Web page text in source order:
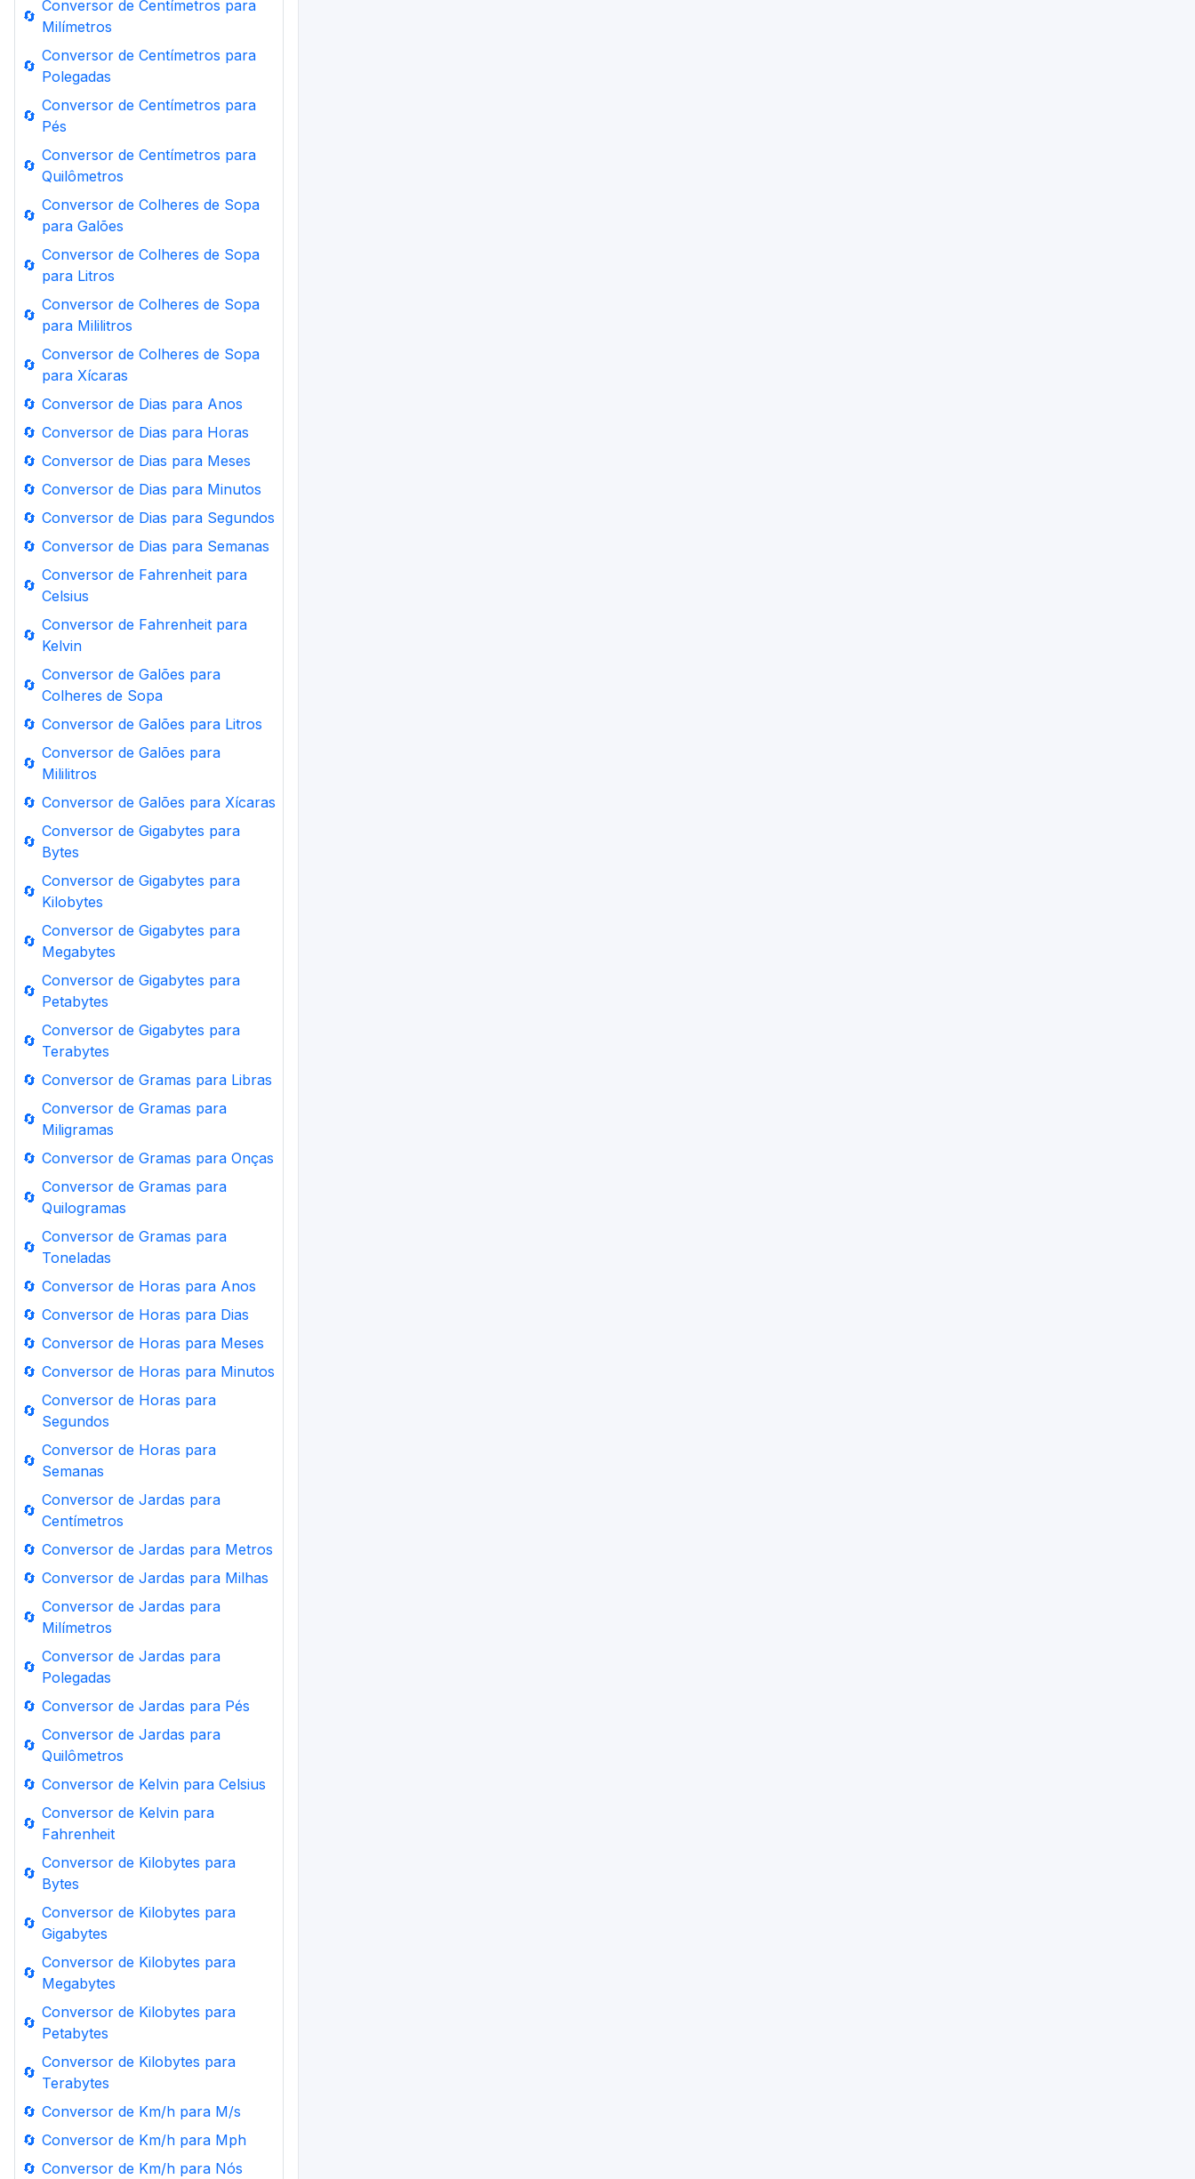
🔄
Conversor de Centímetros para
Milímetros
🔄
Conversor de Centímetros para
Polegadas
🔄
Conversor de Centímetros para
Pés
🔄
Conversor de Centímetros para
Quilômetros
🔄
Conversor de Colheres de Sopa
para Galões
🔄
Conversor de Colheres de Sopa
para Litros
🔄
Conversor de Colheres de Sopa
para Mililitros
🔄
Conversor de Colheres de Sopa
para Xícaras
🔄 Conversor de Dias para Anos
🔄 Conversor de Dias para Horas
🔄 Conversor de Dias para Meses
🔄 Conversor de Dias para Minutos
🔄 Conversor de Dias para Segundos
🔄 Conversor de Dias para Semanas
🔄
Conversor de Fahrenheit para
Celsius
🔄
Conversor de Fahrenheit para
Kelvin
🔄
Conversor de Galões para
Colheres de Sopa
🔄 Conversor de Galões para Litros
🔄
Conversor de Galões para
Mililitros
🔄 Conversor de Galões para Xícaras
🔄
Conversor de Gigabytes para
Bytes
🔄
Conversor de Gigabytes para
Kilobytes
🔄
Conversor de Gigabytes para
Megabytes
🔄
Conversor de Gigabytes para
Petabytes
🔄
Conversor de Gigabytes para
Terabytes
🔄 Conversor de Gramas para Libras
🔄
Conversor de Gramas para
Miligramas
🔄 Conversor de Gramas para Onças
🔄
Conversor de Gramas para
Quilogramas
🔄
Conversor de Gramas para
Toneladas
🔄 Conversor de Horas para Anos
🔄 Conversor de Horas para Dias
🔄 Conversor de Horas para Meses
🔄 Conversor de Horas para Minutos
🔄
Conversor de Horas para
Segundos
🔄
Conversor de Horas para
Semanas
🔄
Conversor de Jardas para
Centímetros
🔄 Conversor de Jardas para Metros
🔄 Conversor de Jardas para Milhas
🔄
Conversor de Jardas para
Milímetros
🔄
Conversor de Jardas para
Polegadas
🔄 Conversor de Jardas para Pés
🔄
Conversor de Jardas para
Quilômetros
🔄 Conversor de Kelvin para Celsius
🔄
Conversor de Kelvin para
Fahrenheit
🔄
Conversor de Kilobytes para
Bytes
🔄
Conversor de Kilobytes para
Gigabytes
🔄
Conversor de Kilobytes para
Megabytes
🔄
Conversor de Kilobytes para
Petabytes
🔄
Conversor de Kilobytes para
Terabytes
🔄 Conversor de Km/h para M/s
🔄 Conversor de Km/h para Mph
🔄 Conversor de Km/h para Nós